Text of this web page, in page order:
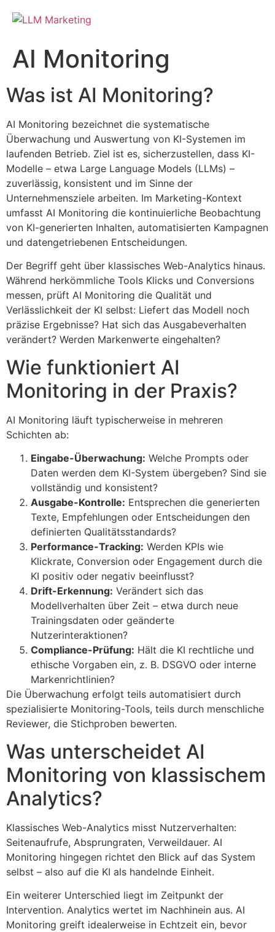
AI Monitoring
Was ist AI Monitoring?
AI Monitoring bezeichnet die systematische
Überwachung und Auswertung von KI-Systemen im
laufenden Betrieb. Ziel ist es, sicherzustellen, dass KI-
Modelle – etwa Large Language Models (LLMs) –
zuverlässig, konsistent und im Sinne der
Unternehmensziele arbeiten. Im Marketing-Kontext
umfasst AI Monitoring die kontinuierliche Beobachtung
von KI-generierten Inhalten, automatisierten Kampagnen
und datengetriebenen Entscheidungen.
Der Begriff geht über klassisches Web-Analytics hinaus.
Während herkömmliche Tools Klicks und Conversions
messen, prüft AI Monitoring die Qualität und
Verlässlichkeit der KI selbst: Liefert das Modell noch
präzise Ergebnisse? Hat sich das Ausgabeverhalten
verändert? Werden Markenwerte eingehalten?
Wie funktioniert AI
Monitoring in der Praxis?
AI Monitoring läuft typischerweise in mehreren
Schichten ab:
Eingabe-Überwachung: Welche Prompts oder
Daten werden dem KI-System übergeben? Sind sie
vollständig und konsistent?
Ausgabe-Kontrolle: Entsprechen die generierten
Texte, Empfehlungen oder Entscheidungen den
definierten Qualitätsstandards?
Performance-Tracking: Werden KPIs wie
Klickrate, Conversion oder Engagement durch die
KI positiv oder negativ beeinflusst?
Drift-Erkennung: Verändert sich das
Modellverhalten über Zeit – etwa durch neue
Trainingsdaten oder geänderte
Nutzerinteraktionen?
Compliance-Prüfung: Hält die KI rechtliche und
ethische Vorgaben ein, z. B. DSGVO oder interne
Markenrichtlinien?
Die Überwachung erfolgt teils automatisiert durch
spezialisierte Monitoring-Tools, teils durch menschliche
Reviewer, die Stichproben bewerten.
Was unterscheidet AI
Monitoring von klassischem
Analytics?
Klassisches Web-Analytics misst Nutzerverhalten:
Seitenaufrufe, Absprungraten, Verweildauer. AI
Monitoring hingegen richtet den Blick auf das System
selbst – also auf die KI als handelnde Einheit.
Ein weiterer Unterschied liegt im Zeitpunkt der
Intervention. Analytics wertet im Nachhinein aus. AI
Monitoring greift idealerweise in Echtzeit ein, bevor